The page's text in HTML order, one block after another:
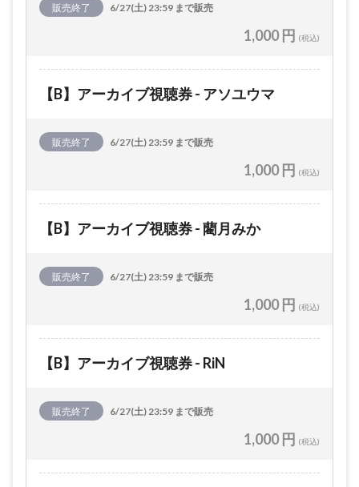
販売終了 6/27(土) 23:59 まで販売
1,000 円 (税込)
【B】アーカイブ視聴券 - アソユウマ
販売終了 6/27(土) 23:59 まで販売
1,000 円 (税込)
【B】アーカイブ視聴券 - 藺月みか
販売終了 6/27(土) 23:59 まで販売
1,000 円 (税込)
【B】アーカイブ視聴券 - RiN
販売終了 6/27(土) 23:59 まで販売
1,000 円 (税込)